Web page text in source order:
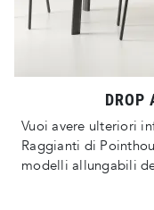
DROP
Vuoi avere ulteriori
Raggianti di
modelli allungabili